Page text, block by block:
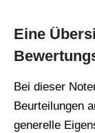
Eine
Bei dieser
Beurteilungen
generelle